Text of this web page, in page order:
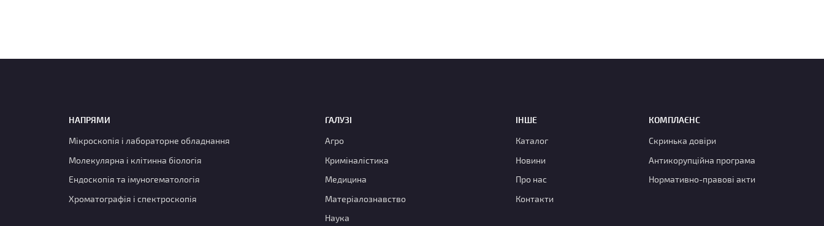
НАПРЯМИ
Мікроскопія і лабораторне обладнання
Молекулярна і клітинна біологія
Ендоскопія та імуногематологія
Хроматографія і спектроскопія
ГАЛУЗІ
Агро
Криміналістика
Медицина
Матеріалознавство
Наука
ІНШЕ
Каталог
Новини
Про нас
Контакти
КОМПЛАЄНС
Скринька довіри
Антикорупційна програма
Нормативно-правові акти